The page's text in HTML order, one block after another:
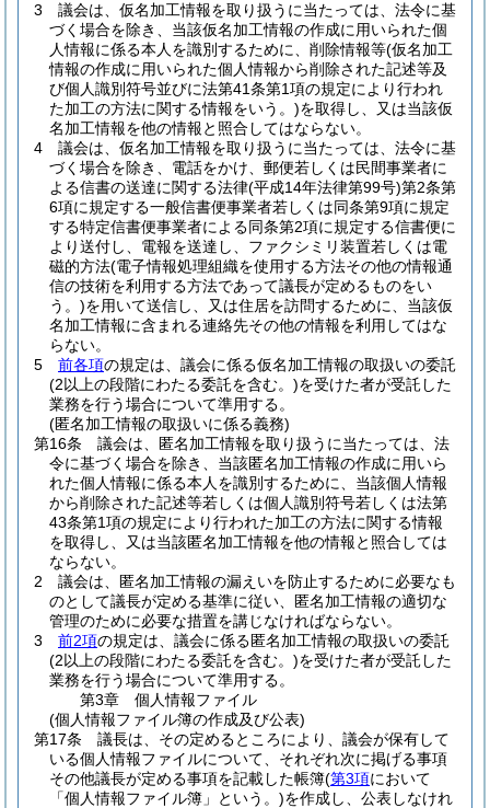
3
議会は、仮名加工情報を取り扱うに当たっては、法令に基
づく場合を除き、当該仮名加工情報の作成に用いられた個
人情報に係る本人を識別するために、削除情報等(仮名加工
情報の作成に用いられた個人情報から削除された記述等及
び個人識別符号並びに法第41条第1項の規定により行われ
た加工の方法に関する情報をいう。)を取得し、又は当該仮
名加工情報を他の情報と照合してはならない。
4
議会は、仮名加工情報を取り扱うに当たっては、法令に基
づく場合を除き、電話をかけ、郵便若しくは民間事業者に
よる信書の送達に関する法律(平成14年法律第99号)第2条第
6項に規定する一般信書便事業者若しくは同条第9項に規定
する特定信書便事業者による同条第2項に規定する信書便に
より送付し、電報を送達し、ファクシミリ装置若しくは電
磁的方法(電子情報処理組織を使用する方法その他の情報通
信の技術を利用する方法であって議長が定めるものをい
う。)を用いて送信し、又は住居を訪問するために、当該仮
名加工情報に含まれる連絡先その他の情報を利用してはな
らない。
5
前各項の規定は、議会に係る仮名加工情報の取扱いの委託
(2以上の段階にわたる委託を含む。)を受けた者が受託した
業務を行う場合について準用する。
(匿名加工情報の取扱いに係る義務)
第16条
議会は、匿名加工情報を取り扱うに当たっては、法
令に基づく場合を除き、当該匿名加工情報の作成に用いら
れた個人情報に係る本人を識別するために、当該個人情報
から削除された記述等若しくは個人識別符号若しくは法第
43条第1項の規定により行われた加工の方法に関する情報
を取得し、又は当該匿名加工情報を他の情報と照合しては
ならない。
2
議会は、匿名加工情報の漏えいを防止するために必要なも
のとして議長が定める基準に従い、匿名加工情報の適切な
管理のために必要な措置を講じなければならない。
3
前2項の規定は、議会に係る匿名加工情報の取扱いの委託
(2以上の段階にわたる委託を含む。)を受けた者が受託した
業務を行う場合について準用する。
第3章
個人情報ファイル
(個人情報ファイル簿の作成及び公表)
第17条
議長は、その定めるところにより、議会が保有して
いる個人情報ファイルについて、それぞれ次に掲げる事項
その他議長が定める事項を記載した帳簿(第3項において
「個人情報ファイル簿」という。)を作成し、公表しなけれ